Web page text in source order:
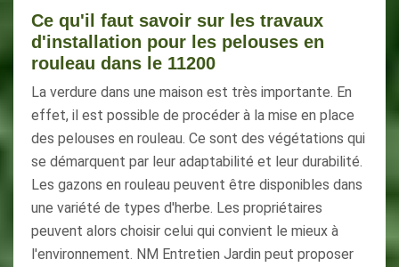
Ce qu'il faut savoir sur les travaux
d'installation pour les pelouses en
rouleau dans le 11200
La verdure dans une maison est très importante. En
effet, il est possible de procéder à la mise en place
des pelouses en rouleau. Ce sont des végétations qui
se démarquent par leur adaptabilité et leur durabilité.
Les gazons en rouleau peuvent être disponibles dans
une variété de types d'herbe. Les propriétaires
peuvent alors choisir celui qui convient le mieux à
l'environnement. NM Entretien Jardin peut proposer